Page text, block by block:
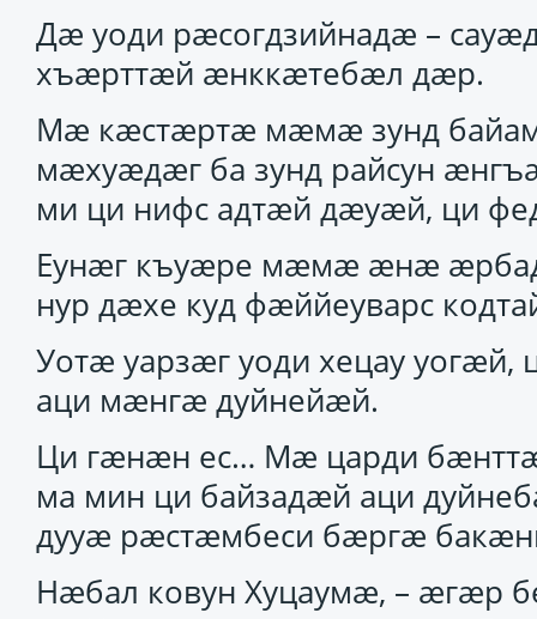
Дӕ уоди рӕсогдзийнадӕ –
хъӕрттӕй ӕнккӕтебӕл дӕр.
Мӕ кӕстӕртӕ мӕмӕ зунд
мӕхуӕдӕг ба зунд райсун
ми ци нифс адтӕй дӕуӕй, ци
Еунӕг къуӕре мӕмӕ ӕнӕ
нур дӕхе куд фӕййеуварс
Уотӕ уарзӕг уоди хецау
аци мӕнгӕ дуйнейӕй.
Ци гӕнӕн ес… Мӕ царди
ма мин ци байзадӕй аци
дууӕ рӕстӕмбеси бӕргӕ
Нӕбал ковун Хуцаумӕ, – ӕгӕр